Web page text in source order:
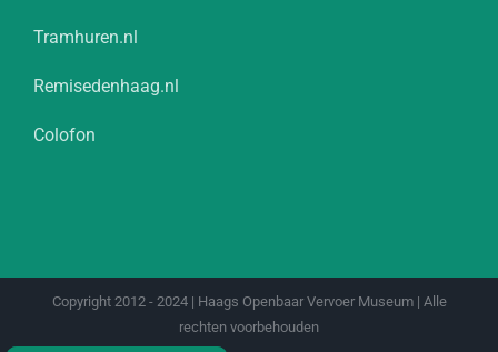
Tramhuren.nl
Remisedenhaag.nl
Colofon
Copyright 2012 - 2024 | Haags Openbaar Vervoer Museum | Alle
rechten voorbehouden